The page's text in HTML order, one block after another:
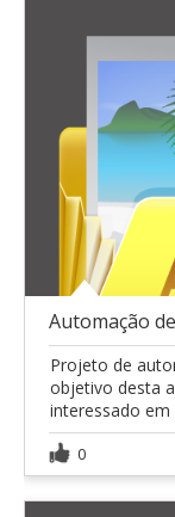
Automação
Projeto de
objetivo desta
interessado
0